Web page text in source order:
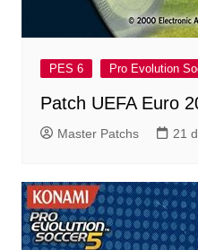
PES 6 Pro Evolution
Patch UEFA Euro
Master Patchs 21